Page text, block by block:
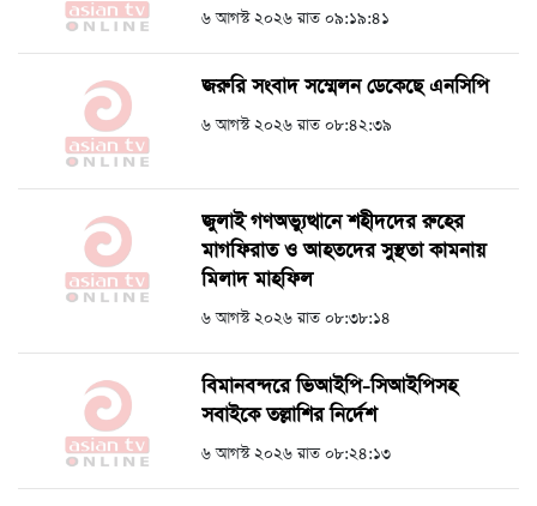
৬ আগস্ট ২০২৬ রাত ০৯:১৯:৪১
জরুরি সংবাদ সম্মেলন ডেকেছে এনসিপি
৬ আগস্ট ২০২৬ রাত ০৮:৪২:৩৯
জুলাই গণঅভ্যুত্থানে শহীদদের রুহের
মাগফিরাত ও আহতদের সুস্থতা কামনায়
মিলাদ মাহফিল
৬ আগস্ট ২০২৬ রাত ০৮:৩৮:১৪
বিমানবন্দরে ভিআইপি-সিআইপিসহ
সবাইকে তল্লাশির নির্দেশ
৬ আগস্ট ২০২৬ রাত ০৮:২৪:১৩